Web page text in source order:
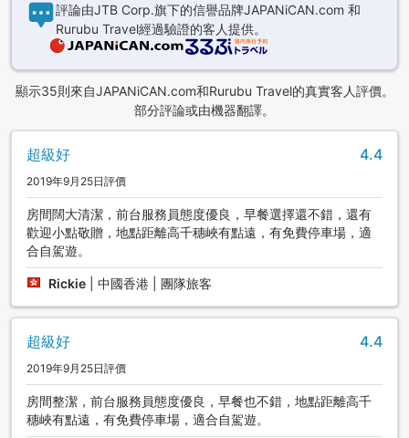
評論由JTB Corp.旗下的信譽品牌JAPANiCAN.com 和
Rurubu Travel經過驗證的客人提供。
顯示35則來自JAPANiCAN.com和Rurubu Travel的真實客人評價。
部分評論或由機器翻譯。
超級好 4.4
2019年9月25日評價
房間闊大清潔，前台服務員態度優良，早餐選擇還不錯，還有
歡迎小點敬贈，地點距離高千穗峽有點遠，有免費停車場，適
合自駕遊。
Rickie 中國香港 | 團隊旅客
超級好 4.4
2019年9月25日評價
房間整潔，前台服務員態度優良，早餐也不錯，地點距離高千
穗峽有點遠，有免費停車場，適合自駕遊。